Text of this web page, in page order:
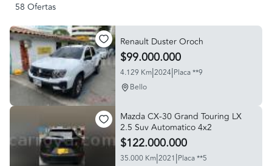
58 Ofertas
Renault Duster Oroch
$99.000.000
4.129 Km|2024|Placa **9
Bello
Mazda CX-30 Grand Touring LX
2.5 Suv Automatico 4x2
$122.000.000
35.000 Km|2021|Placa **5